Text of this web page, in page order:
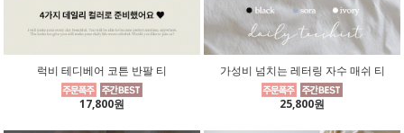
럭비 테디베어 코튼 반팔 티
17,800원
가성비 넘치는 레터링 자수 매쉬 티
25,800원